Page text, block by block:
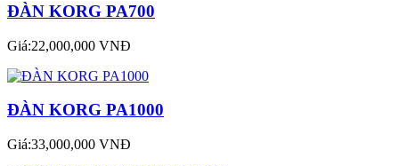
ĐÀN KORG PA700
Giá:22,000,000 VNĐ
ĐÀN KORG PA1000
Giá:33,000,000 VNĐ